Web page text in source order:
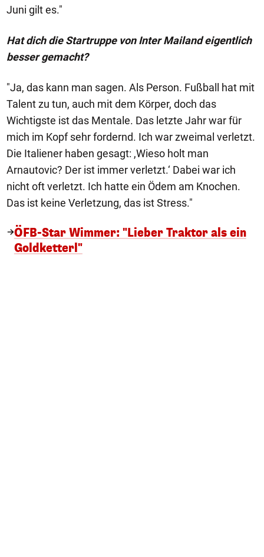
Juni gilt es."
Hat dich die Startruppe von Inter Mailand eigentlich
besser gemacht?
"Ja, das kann man sagen. Als Person. Fußball hat mit
Talent zu tun, auch mit dem Körper, doch das
Wichtigste ist das Mentale. Das letzte Jahr war für
mich im Kopf sehr fordernd. Ich war zweimal verletzt.
Die Italiener haben gesagt: ,Wieso holt man
Arnautovic? Der ist immer verletzt.‘ Dabei war ich
nicht oft verletzt. Ich hatte ein Ödem am Knochen.
Das ist keine Verletzung, das ist Stress."
ÖFB-Star Wimmer: "Lieber Traktor als ein
Goldketterl"